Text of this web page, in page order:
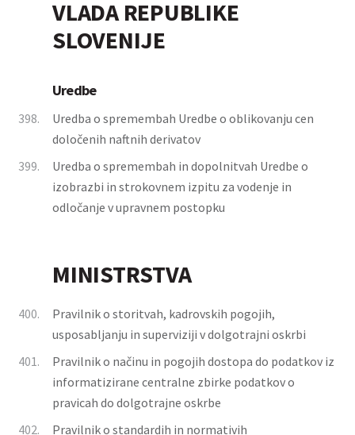
VLADA REPUBLIKE
SLOVENIJE
Uredbe
398.
Uredba o spremembah Uredbe o oblikovanju cen
določenih naftnih derivatov
399.
Uredba o spremembah in dopolnitvah Uredbe o
izobrazbi in strokovnem izpitu za vodenje in
odločanje v upravnem postopku
MINISTRSTVA
400.
Pravilnik o storitvah, kadrovskih pogojih,
usposabljanju in superviziji v dolgotrajni oskrbi
401.
Pravilnik o načinu in pogojih dostopa do podatkov iz
informatizirane centralne zbirke podatkov o
pravicah do dolgotrajne oskrbe
402.
Pravilnik o standardih in normativih